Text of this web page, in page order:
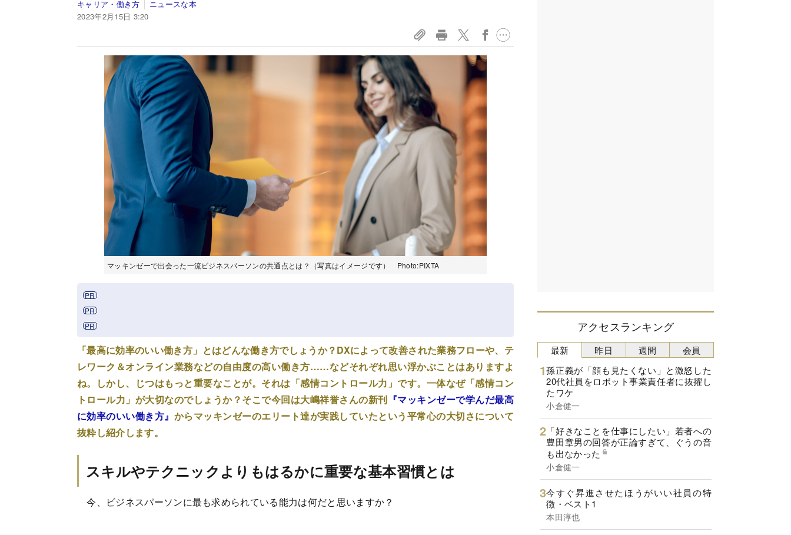
キャリア・働き方
ニュースな本
2023年2月15日 3:20
マッキンゼーで出会った一流ビジネスパーソンの共通点とは？（写真はイメージです） Photo:PIXTA
「最高に効率のいい働き方」とはどんな働き方でしょうか？DXによって改善された業務フローや、テ
レワーク＆オンライン業務などの自由度の高い働き方……などそれぞれ思い浮かぶことはありますよ
ね。しかし、じつはもっと重要なことが。それは「感情コントロール力」です。一体なぜ「感情コン
トロール力」が大切なのでしょうか？そこで今回は大嶋祥誉さんの新刊 『マッキンゼーで学んだ最高
に効率のいい働き方』 からマッキンゼーのエリート達が実践していたという平常心の大切さについて
抜粋し紹介します。
スキルやテクニックよりもはるかに重要な基本習慣とは
今、ビジネスパーソンに最も求められている能力は何だと思いますか？
アクセスランキング
最新
孫正義が「顔も見たくない」と激怒した
20代社員をロボット事業責任者に抜擢し
たワケ
小倉健一
「好きなことを仕事にしたい」若者への
豊田章男の回答が正論すぎて、ぐうの音
も出なかった
小倉健一
今すぐ昇進させたほうがいい社員の特
徴・ベスト1
本田淳也
昨日 週間 会員